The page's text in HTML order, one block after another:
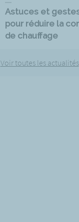
Astuces et
pour réduire la
de chauffage
Voir toutes les actualités